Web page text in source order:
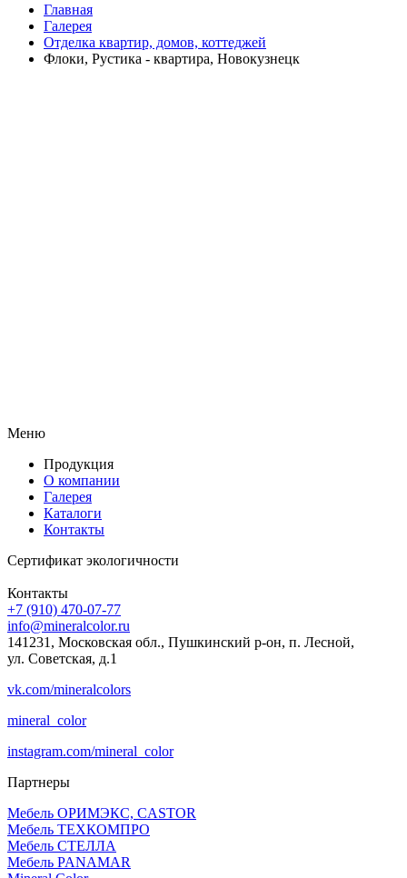
Главная
Галерея
Отделка квартир, домов, коттеджей
Флоки, Рустика - квартира, Новокузнецк
Меню
Продукция
О компании
Галерея
Каталоги
Контакты
Сертификат экологичности
Контакты
+7 (910) 470-07-77
info@mineralcolor.ru
141231, Московская обл., Пушкинский р-он, п. Лесной,
ул. Советская, д.1
vk.com/mineralcolors
mineral_color
instagram.com/mineral_color
Партнеры
Мебель ОРИМЭКС, CASTOR
Мебель ТЕХКОМПРО
Мебель СТЕЛЛА
Мебель PANAMAR